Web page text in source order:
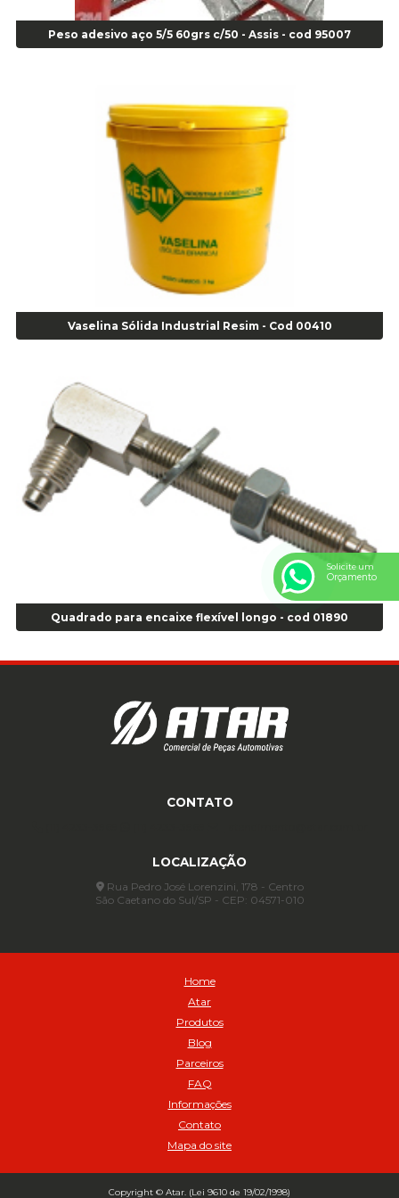
Alicate Corte Lateral Força Dupla - Cod 03105
Alicate de Corte Diagonal - cod 02138
Alicate para Abracadeira 3/16" x 1.3/16" 29840 - Gedore - Cod 02174
Alicate para Anéis Externos Bico Reto - Gedore A2 - Cod 00894
Alicate para Anéis Externos com Bico Curvo - Gedore A21 - Cod 00895
Alicate para Anéis Internos Bico Curvo - Gedore J21 - Cod 00893
Alicate para Anéis Tipo Trava Câmbio 8134 Gedore - Cod 02008
Alicate para Balanceamento - Cod 03078
Alicate para trava de cambio 398 11" - Corneta - Cod 03113
Alicate Universal - Cod 01718
Alicate Universal 8" Gedore - Cod 00133
Anel Centralizador Fiat 4 pçs - Amarelo - Cod 00517
Anel Centralizador Honda 4 pçs - Vermelho - Cod 01465
Anel Centralizador Peugeot 4pçs - Branco - Cod 01466
Anel Centralizador Renault 4pçs - Marrom - Cod 01467
Anel Centralizador Toyota 4pçs - Preto - Cod 01335
Anel Centralizador VW 4pçs - Laranja - Cod 00520
Anel de vedação Jumbo OR-224 TG - Cod: 03749
Anel de vedação Jumbo OR-449 Cod: 03752
Anel p/ montagem de pneu s/cam aro 22,5 - Cod 00166
Anel para Montagem do Pneu Sem Câmara Aro 24,5 - Cod 02935
Anel para Vedação OR 325 - Cod 03390
Anel para Vedação OR 329 - Cod 01769
Anel para Vedação OR 333 - Cod 01770
Anel para Vedação OR 335 Importado - Cod 01771
Anel para Vedação OR 339 - Cod 01772
Anel para Vedação OR 451 - Cod 01775
Assentador de Talão Pneu sem Câmara - Cod 01558
Automático para compressor 125 a 175 libras - Cod 02206
Avental de Raspa sem Emenda 1,2mt - Cod 01925
Balanceamento automatico SBBA - 282 pacote com 282g - Cod
Balanceamento Automático SBBA 113 Pacote com 113g - Cod 03197
Balanceamento Automático SBBA- 340 Pacote com 340g - Cod
BICO INF DUPLO LONGO CURVO 90 1295LC - cod 03631
Bico Inflador Duplo 300 mm - Cod 03245
Peso adesivo aço 5/5 60grs c/50 - Assis - cod 95007
Vaselina Sólida Industrial Resim - Cod 00410
Quadrado para encaixe flexível longo - cod 01890
CONTATO
LOCALIZAÇÃO
Rua Pedro José Lorenzini, 178 - Centro
São Caetano do Sul/SP - CEP: 04571-010
Home
Atar
Produtos
Blog
Parceiros
FAQ
Informações
Contato
Mapa do site
Copyright © Atar. (Lei 9610 de 19/02/1998)
Solicite um
Orçamento